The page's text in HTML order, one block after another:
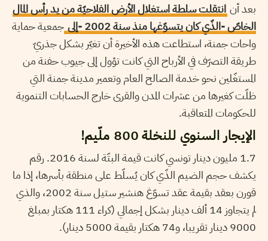
بعد أن انتقلت سلطة استغلال الأرض الفلاحيّة من يد رأس المال
الخاصّ -الذّي كان يتسوّغها منذ سنة 2002 -إلى
جمعية حماية
واحات جمنة، استطاعت هذه الأخيرة أن تغيّر بشكل جذريّ
طريقة التصرّف في الأرباح التي كانت تؤول إلى جيوب حفنة من
المستغّلين نحو خدمة الصالح العام وتعمير مدينة جمنة التي
ظلّت كغيرها من عشرات المدن والقرى خارج الحسابات التنموية
للحكومات المتعاقبة.
الإيجار السنوي للنخلة 800 ملّيم!
1.7 مليون دينار تونسي كانت قيمة البتّة لسنة 2016. رقم
يكشف حجم الضيم الذّي كان يُسلّط على منطقة بأسرها، إذا ما
قورن بعقد بقيمة عقد تسوّغ هنشير ستيل سنة 2002، والذي
لم يتجاوز 14 ألف دينار بشكل إجمالي (كراء 111 هكتار بمبلغ
9000 دينار تقريبا، و74 هكتار بقيمة 5000 دينار).